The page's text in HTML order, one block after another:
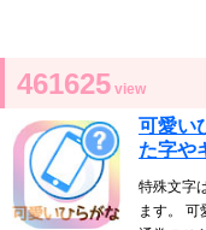
461625 view
可愛い
た字や
特殊文字
ます。 可